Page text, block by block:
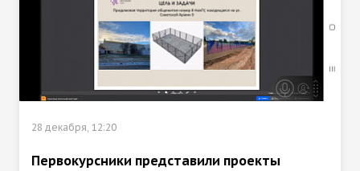
28 декабря, 12:20
Первокурсники представили проекты